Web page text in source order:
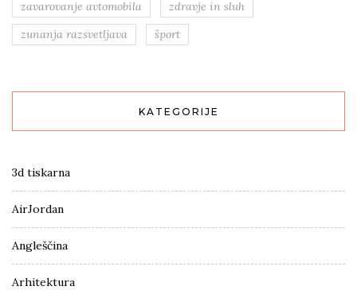
zavarovanje avtomobila
zdravje in sluh
zunanja razsvetljava
šport
KATEGORIJE
3d tiskarna
AirJordan
Angleščina
Arhitektura